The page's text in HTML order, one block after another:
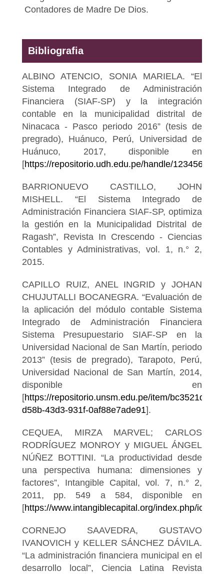
Contadores de Madre De Dios.
Bibliografia
ALBINO ATENCIO, SONIA MARIELA. “El
Sistema Integrado de Administración
Financiera (SIAF-SP) y la integración
contable en la municipalidad distrital de
Ninacaca - Pasco periodo 2016” (tesis de
pregrado), Huánuco, Perú, Universidad de
Huánuco, 2017, disponible en
[https://repositorio.udh.edu.pe/handle/
BARRIONUEVO CASTILLO, JOHN
MISHELL. “El Sistema Integrado de
Administración Financiera SIAF-SP, optimiza
la gestión en la Municipalidad Distrital de
Ragash”, Revista In Crescendo - Ciencias
Contables y Administrativas, vol. 1, n.° 2,
2015.
CAPILLO RUIZ, ANEL INGRID y JOHAN
CHUJUTALLI BOCANEGRA. “Evaluación de
la aplicación del módulo contable Sistema
Integrado de Administración Financiera
Sistema Presupuestario SIAF-SP en la
Universidad Nacional de San Martín, periodo
2013” (tesis de pregrado), Tarapoto, Perú,
Universidad Nacional de San Martín, 2014,
disponible en
[https://repositorio.unsm.edu.pe/item/bc3521d3-
d58b-43d3-931f-0af88e7ade91].
CEQUEA, MIRZA MARVEL; CARLOS
RODRÍGUEZ MONROY y MIGUEL ÁNGEL
NÚÑEZ BOTTINI. “La productividad desde
una perspectiva humana: dimensiones y
factores”, Intangible Capital, vol. 7, n.° 2,
2011, pp. 549 a 584, disponible en
[https://www.intangiblecapital.org/index.php/ic/
CORNEJO SAAVEDRA, GUSTAVO
IVANOVICH y KELLER SÁNCHEZ DÁVILA.
“La administración financiera municipal en el
desarrollo local”, Ciencia Latina Revista